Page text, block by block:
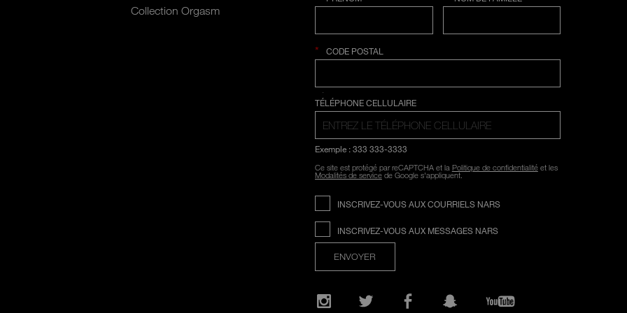
Collection Orgasm
* CODE POSTAL
SÉLECTION COUNTRY
TÉLÉPHONE CELLULAIRE
Exemple : 333 333-3333
Ce site est protégé par reCAPTCHA et la Politique de confidentialitéet les
Modalités de servicede Google s'appliquent.
INSCRIVEZ-VOUS AUX COURRIELS NARS
INSCRIVEZ-VOUS AUX MESSAGES NARS
ENVOYER
nouvelle
fenêtre